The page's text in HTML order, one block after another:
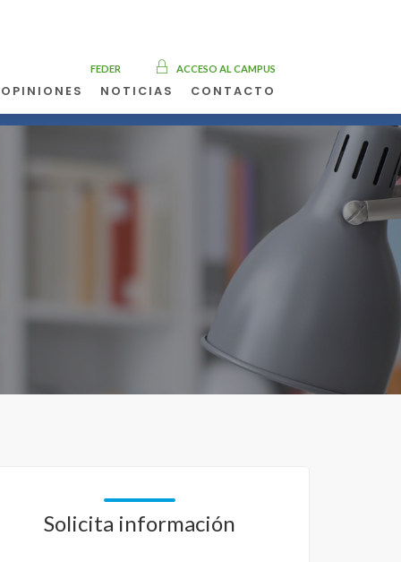
Solicita información
FEDER ACCESO AL CAMPUS
OPINIONES NOTICIAS CONTACTO